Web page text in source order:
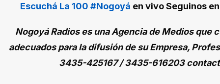
Escuchá La 100 #Nogoyá en vivoSeguinos
Nogoyá Radios es una Agencia de Medios
adecuados para la difusión de su Empresa,
3435-425167 / 3435-616203